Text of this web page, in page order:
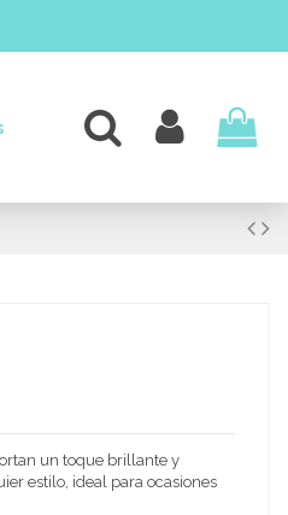
un toque brillante y
estilo, ideal para ocasiones